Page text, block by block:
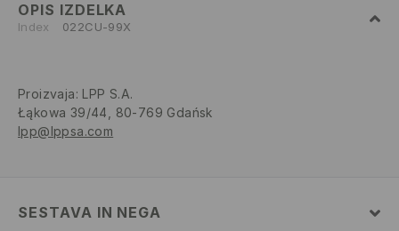
OPIS IZDELKA
Index 022CU-99X
Proizvaja: LPP S.A.
Łąkowa 39/44, 80-769 Gdańsk
lpp@lppsa.com
SESTAVA IN NEGA